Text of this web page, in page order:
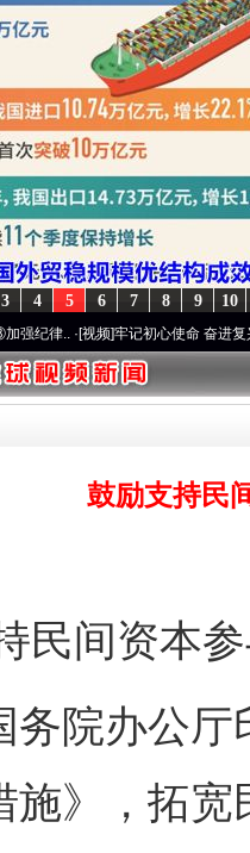
10
9
8
7
6
5
4
3
·[视频]牢记初心使命 奋进复兴征程丨“
鼓励支持民
间资本参
办公厅
施》，拓